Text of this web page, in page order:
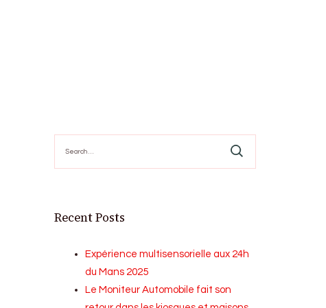
for:
Recent Posts
Expérience multisensorielle aux 24h
du Mans 2025
Le Moniteur Automobile fait son